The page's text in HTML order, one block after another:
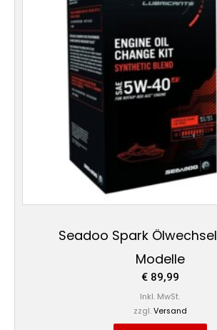
Seadoo Spark
Modelle
€89,99
Inkl. MwSt.
zzgl. Versand